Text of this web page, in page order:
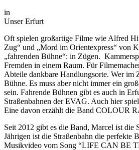
in
Unser Erfurt
Oft spielen großartige Filme wie Alfred
Zug“ und „Mord im Orientexpress“ von
„fahrenden Bühne“: in Zügen.
Fremden in einem Raum. Für
Abteile dankbare Handlungsorte. Wer im
Bühne. Es muss aber nicht immer ein
sein. Fahrende Bühnen gibt es auch in
Straßenbahnen der EVAG. Auch hier
Eine davon erzählt die Band COLOUR
Seit 2012 gibt es die Band, Marcel ist die
Jährigen ist die Straßenbahn die perfekte
Musikvideo vom Song “LIFE CAN BE